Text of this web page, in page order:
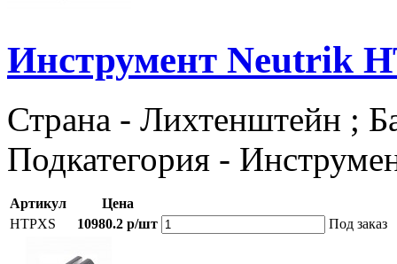
Инструмент Neutrik
Страна - Лихтенштейн ;
Подкатегория -
Артикул
Цена
HTPXS
10980.2 р/шт Под заказ